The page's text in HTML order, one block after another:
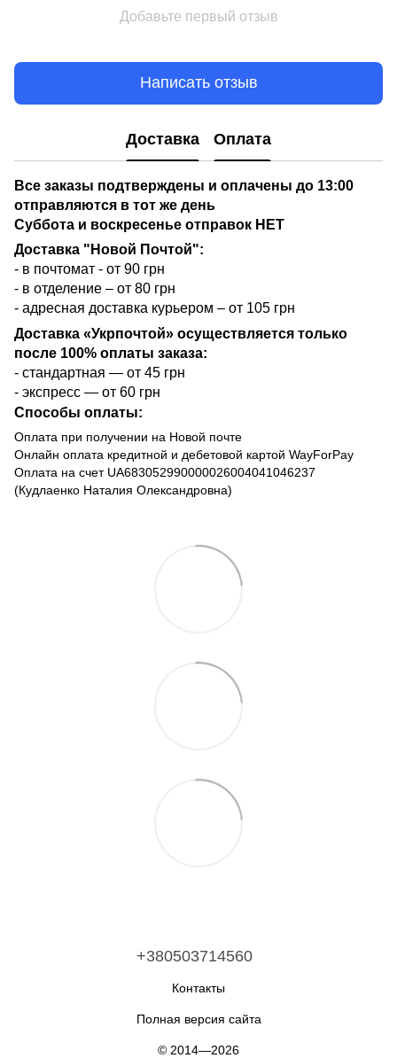
Добавьте первый отзыв
Написать отзыв
Доставка Оплата
Все заказы подтверждены и оплачены до 13:00
отправляются в тот же день
Суббота и воскресенье отправок НЕТ
Доставка "Новой Почтой":
- в почтомат - от 90 грн
- в отделение – от 80 грн
- адресная доставка курьером – от 105 грн
Доставка «Укрпочтой» осуществляется только
после 100% оплаты заказа:
- стандартная — от 45 грн
- экспресс — от 60 грн
Способы оплаты:
Оплата при получении на Новой почте
Онлайн оплата кредитной и дебетовой картой WayForPay
Оплата на счет UA683052990000026004041046237
(Кудлаенко Наталия Олександровна)
+380503714560
Контакты
Полная версия сайта
© 2014—2026